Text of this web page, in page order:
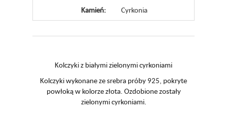
Kamień: Cyrkonia
Kolczyki z białymi zielonymi cyrkoniami
Kolczyki wykonane ze srebra próby 925, pokryte
powłoką w kolorze złota. Ozdobione zostały
zielonymi cyrkoniami.